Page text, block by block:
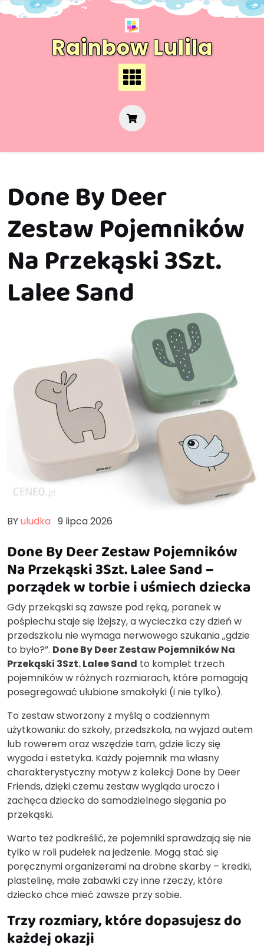
Skip
Rainbow Lulila
Done By Deer
Zestaw Pojemników
Na Przekąski 3Szt.
Lalee Sand
BYuludka 9 lipca 2026
Done By Deer Zestaw Pojemników
Na Przekąski 3Szt. Lalee Sand –
porządek w torbie i uśmiech dziecka
Gdy przekąski są zawsze pod ręką, poranek w
pośpiechu staje się lżejszy, a wycieczka czy dzień w
przedszkolu nie wymaga nerwowego szukania „gdzie
to było?”. Done By Deer Zestaw Pojemników Na
Przekąski 3Szt. Lalee Sand to komplet trzech
pojemników w różnych rozmiarach, które pomagają
posegregować ulubione smakołyki (i nie tylko).
To zestaw stworzony z myślą o codziennym
użytkowaniu: do szkoły, przedszkola, na wyjazd autem
lub rowerem oraz wszędzie tam, gdzie liczy się
wygoda i estetyka. Każdy pojemnik ma własny
charakterystyczny motyw z kolekcji Done by Deer
Friends, dzięki czemu zestaw wygląda uroczo i
zachęca dziecko do samodzielnego sięgania po
przekąski.
Warto też podkreślić, że pojemniki sprawdzają się nie
tylko w roli pudełek na jedzenie. Mogą stać się
poręcznymi organizerami na drobne skarby – kredki,
plastelinę, małe zabawki czy inne rzeczy, które
dziecko chce mieć zawsze przy sobie.
Trzy rozmiary, które dopasujesz do
każdej okazji